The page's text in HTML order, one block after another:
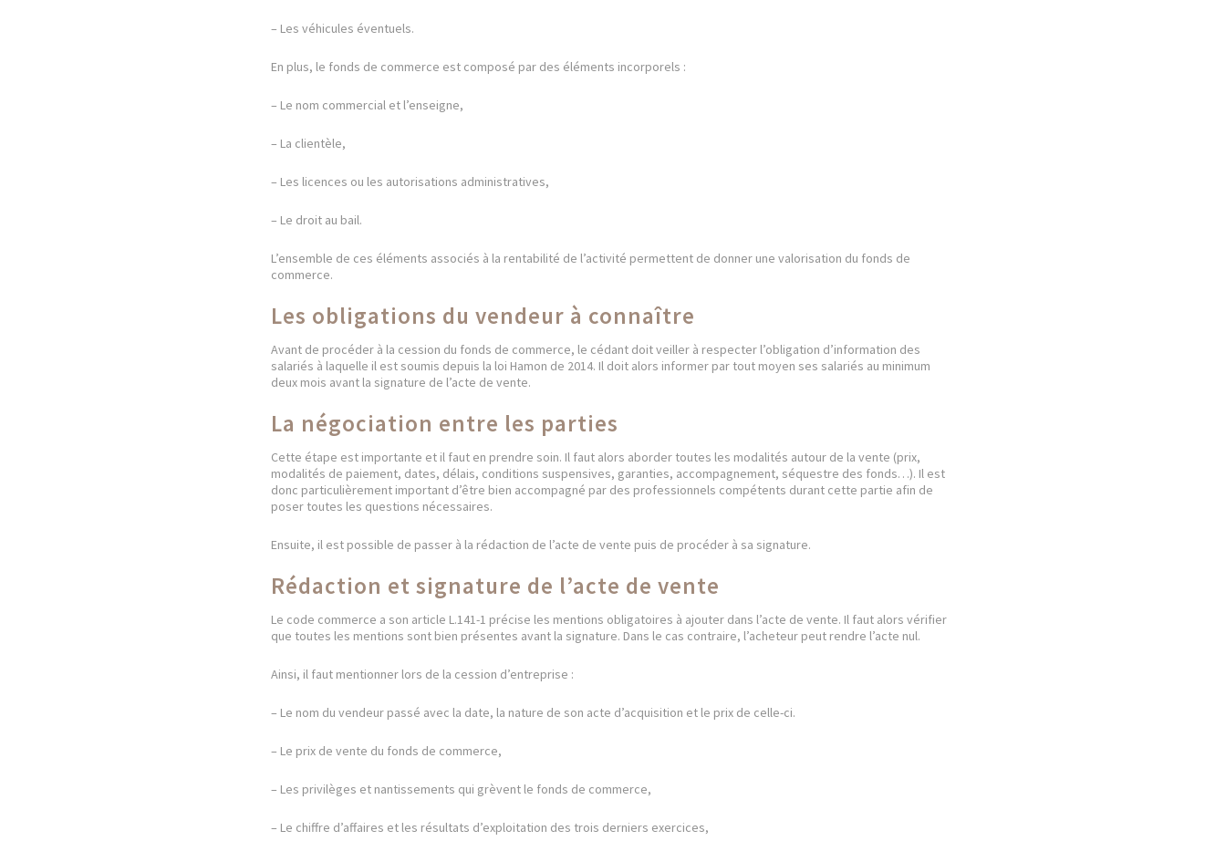
– Les véhicules éventuels.
En plus, le fonds de commerce est composé par des éléments incorporels :
– Le nom commercial et l’enseigne,
– La clientèle,
– Les licences ou les autorisations administratives,
– Le droit au bail.
L’ensemble de ces éléments associés à la rentabilité de l’activité permettent de donner une valorisation du fonds de
commerce.
Les obligations du vendeur à connaître
Avant de procéder à la cession du fonds de commerce, le cédant doit veiller à respecter l’obligation d’information des
salariés à laquelle il est soumis depuis la loi Hamon de 2014. Il doit alors informer par tout moyen ses salariés au minimum
deux mois avant la signature de l’acte de vente.
La négociation entre les parties
Cette étape est importante et il faut en prendre soin. Il faut alors aborder toutes les modalités autour de la vente (prix,
modalités de paiement, dates, délais, conditions suspensives, garanties, accompagnement, séquestre des fonds…). Il est
donc particulièrement important d’être bien accompagné par des professionnels compétents durant cette partie afin de
poser toutes les questions nécessaires.
Ensuite, il est possible de passer à la rédaction de l’acte de vente puis de procéder à sa signature.
Rédaction et signature de l’acte de vente
Le code commerce a son article L.141-1 précise les mentions obligatoires à ajouter dans l’acte de vente. Il faut alors vérifier
que toutes les mentions sont bien présentes avant la signature. Dans le cas contraire, l’acheteur peut rendre l’acte nul.
Ainsi, il faut mentionner lors de la cession d’entreprise :
– Le nom du vendeur passé avec la date, la nature de son acte d’acquisition et le prix de celle-ci.
– Le prix de vente du fonds de commerce,
– Les privilèges et nantissements qui grèvent le fonds de commerce,
– Le chiffre d’affaires et les résultats d’exploitation des trois derniers exercices,